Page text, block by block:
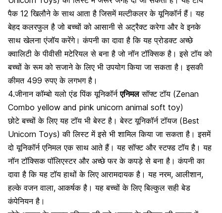
पैक 12 खिलौने के साथ आता है जिसमें मल्टीकलर के यूनिकॉर्न हैं।यह
बेहद कलरफुल है जो बच्चों को आसानी से अट्रैक्ट करेगा और वे इनके
साथ खेलना एंजॉय करेंगे। कंपनी का दावा है कि यह प्रोडक्ट अच्छे
क्वालिटी के पीवीसी मटेरियल से बना है जो नॉन टॉक्सिक है। इसे टॉय को
बच्चों के रूम को सजाने के लिए भी उपयोग किया जा सकता है। इसकी
कीमत 499 रुपए के लगभग है।
4.जीनान कॉम्बो यलो एंड पिंक यूनिकॉर्नएनिमलसॉफ्ट टॉय (Zenan
Combo yellow and pink unicorn animal soft toy)
छोटे बच्चों के लिए यह टॉय भी बेस्ट है। बेस्ट यूनिकॉर्न टॉयज (Best
Unicorn Toys) की लिस्ट में इसे भी शामिल किया जा सकता है। इसमें
दो यूनिकॉर्न एनिमल एक साथ आते हैं। यह सॉफ्ट और स्टफ्ड टॉय है। यह
नॉन टॉक्सिक पॉलिएस्टर और अच्छे फर के कपड़े से बना है। कंपनी का
दावा है कि यह टॉय हाथों के लिए आरामदायक है। यह नरम, आलीशान,
हल्के वजन वाला, आकर्षक है। यह बच्चों के लिए बिल्कुल सही बेड
कंपेनियन है।